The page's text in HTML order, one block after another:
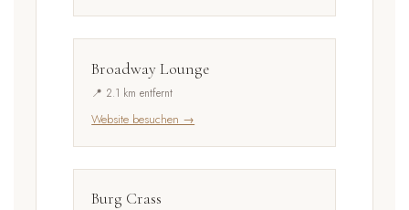
Broadway Lounge
📍 2.1 km entfernt
Website besuchen →
Burg Crass